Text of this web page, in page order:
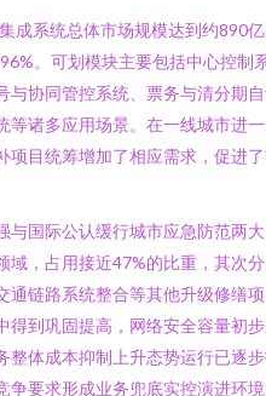
成系统总体市场规模达到约890亿
。可划模块主要包括中心控制
与协同管控系统、票务与清分期
等诸多应用场景。在一线城市进
项目统筹增加了相应需求，促进
与国际公认缓行城市应急防范两大
域，占用接近47%的比重，其次
通链路系统整合等其他升级修缮项
得到巩固提高，网络安全容量初
整体成本抑制上升态势运行已逐
争要求形成业务兜底实控演进环